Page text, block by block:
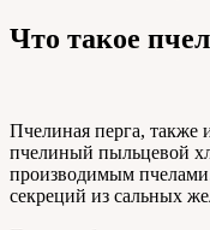
Что такое
Пчелиная перга, также
пчелиный пыльцевой
производимым
секреций из сальных